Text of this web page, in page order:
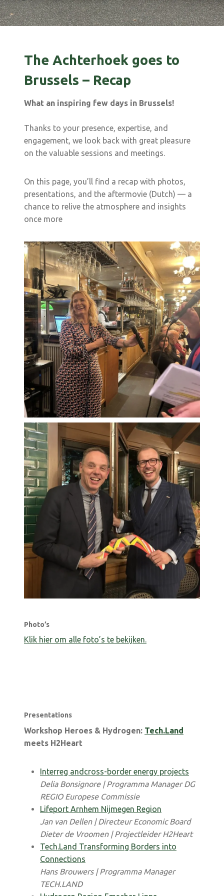
The Achterhoek goes to
Brussels – Recap
What an inspiring few days in Brussels!
Thanks to your presence, expertise, and
engagement, we look back with great pleasure
on the valuable sessions and meetings.
On this page, you’ll find a recap with photos,
presentations, and the aftermovie (Dutch) — a
chance to relive the atmosphere and insights
once more
Photo’s
Klik hier om alle foto’s te bekijken.
Presentations
Workshop Heroes & Hydrogen: Tech.Land
meets H2Heart
Interreg andcross-border energy projects
Delia Bonsignore | Programma Manager DG
REGIO Europese Commissie
Lifeport Arnhem Nijmegen Region
Jan van Dellen | Directeur Economic Board
Dieter de Vroomen | Projectleider H2Heart
Tech.Land Transforming Borders into
Connections
Hans Brouwers | Programma Manager
TECH.LAND